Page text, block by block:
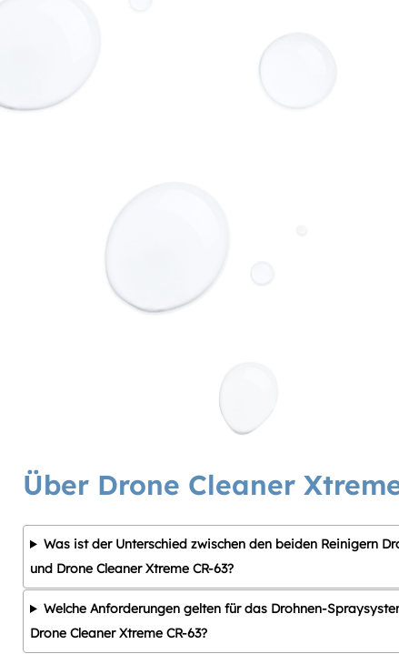
Über Drone Cleaner
Was ist der Unterschied zwischen den beiden Reinigern
und Drone Cleaner Xtreme CR-63?
Welche Anforderungen gelten für das Drohnen-
Drone Cleaner Xtreme CR-63?